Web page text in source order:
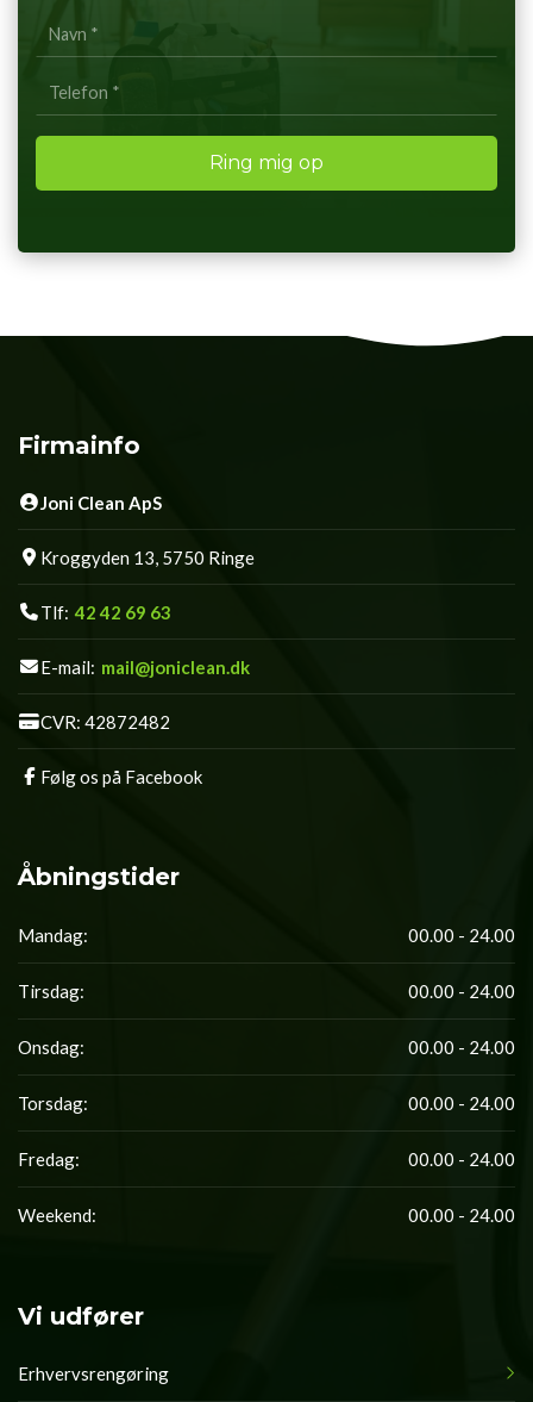
Personlig
Firmainfo
Joni Clean ApS
Kroggyden 13, 5750 Ringe
Tlf: 42 42 69 63
E-mail: mail@joniclean.dk
CVR: 42872482
Følg os på Facebook
Åbningstider
Mandag: 00.00 - 24.00
Tirsdag: 00.00 - 24.00
Onsdag: 00.00 - 24.00
Torsdag: 00.00 - 24.00
Fredag: 00.00 - 24.00
Weekend: 00.00 - 24.00
Vi udfører
Erhvervsrengøring